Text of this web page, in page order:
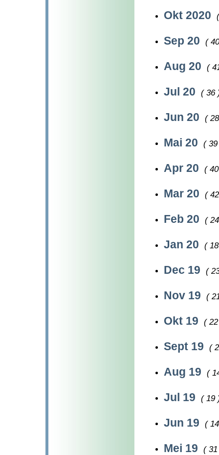
Okt 2020
Sep 20 (
Aug 20 (
Jul 20 ( 36
Jun 20 (
Mai 20 (
Apr 20 (
Mar 20 (
Feb 20 (
Jan 20 (
Dec 19 (
Nov 19 (
Okt 19 (
Sept 19 (
Aug 19 (
Jul 19 ( 19
Jun 19 (
Mei 19 (